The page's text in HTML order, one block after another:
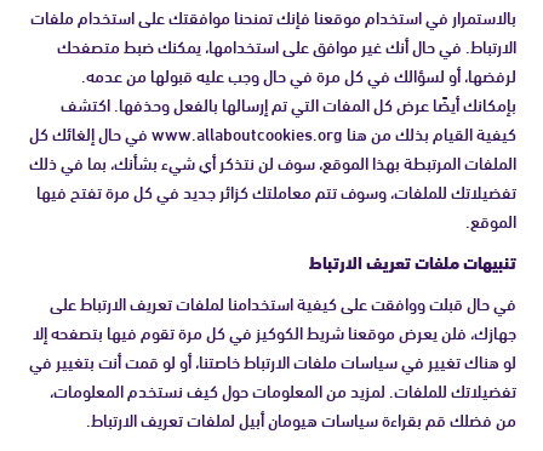
بالاستمرار في استخدام موقعنا فإنك تمنحنا موافقتك على استخدام ملفات
الارتباط. في حال أنك غير موافق على استخدامها، يمكنك ضبط متصفحك
لرفضها، أو لسؤالك في كل مرة في حال وجب عليه قبولها من عدمه.
بإمكانك أيضًا عرض كل المفات التي تم إرسالها بالفعل وحذفها. اكتشف
كيفية القيام بذلك من هنا www.allaboutcookies.org في حال إلغائك كل
الملفات المرتبطة بهذا الموقع، سوف لن نتذكر أي شيء بشأنك، بما في ذلك
تفضيلاتك للملفات، وسوف تتم معاملتك كزائر جديد في كل مرة تفتح فيها
الموقع.
تنبيهات ملفات تعريف الارتباط
في حال قبلت ووافقت على كيفية استخدامنا لملفات تعريف الارتباط على
جهازك، فلن يعرض موقعنا شريط الكوكيز في كل مرة تقوم فيها بتصفحه إلا
لو هناك تغيير في سياسات ملفات الارتباط خاصتنا، أو لو قمت أنت بتغيير في
تفضيلاتك للملفات. لمزيد من المعلومات حول كيف نستخدم المعلومات،
من فضلك قم بقراءة سياسات هيومان أبيل لملفات تعريف الارتباط.